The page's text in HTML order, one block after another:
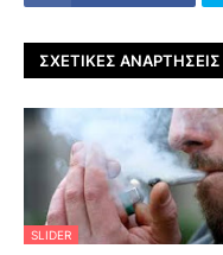
ΣΧΕΤΙΚΈΣ ΑΝΑΡΤΉΣΕΙΣ
SLIDER